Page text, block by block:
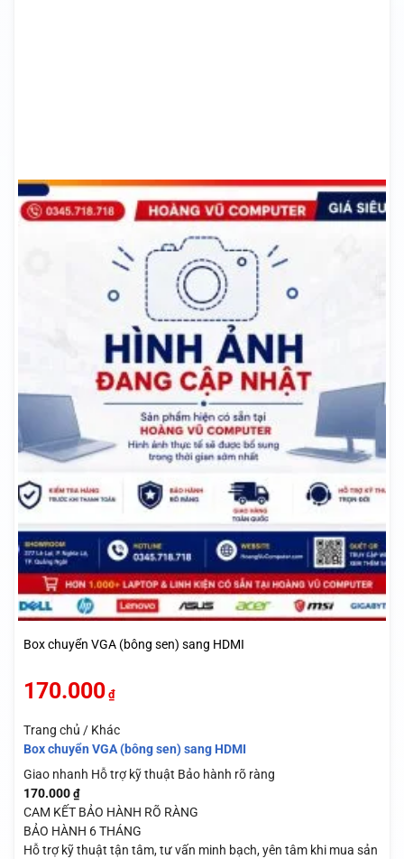
Box chuyển VGA (bông sen) sang HDMI
170.000 ₫
Trang chủ / Khác
Box chuyển VGA (bông sen) sang HDMI
Giao nhanh Hỗ trợ kỹ thuật Bảo hành rõ ràng
170.000 ₫
CAM KẾT BẢO HÀNH RÕ RÀNG
BẢO HÀNH 6 THÁNG
Hỗ trợ kỹ thuật tận tâm, tư vấn minh bạch, yên tâm khi mua sản